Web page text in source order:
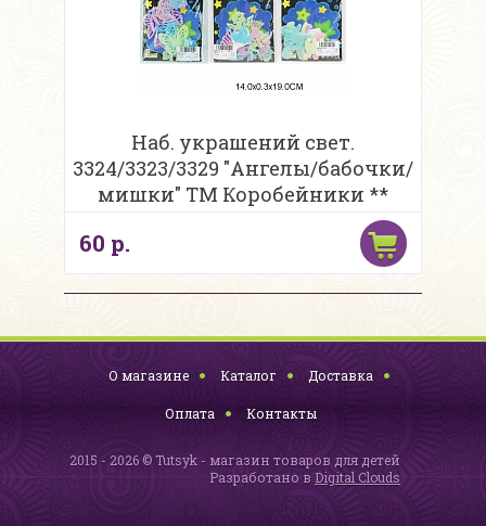
Наб. украшений свет.
3324/3323/3329 "Ангелы/бабочки/
мишки" ТМ Коробейники **
60 р.
О магазине Каталог Доставка
Оплата Контакты
2015 - 2026 © Tutsyk - магазин товаров для детей
Разработано в Digital Clouds